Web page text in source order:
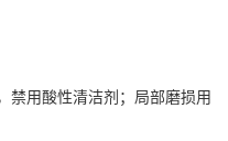
禁用酸性清洁剂；局部磨损用